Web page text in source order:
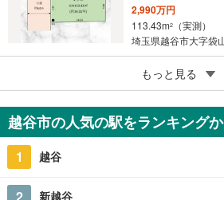
2,990万円
113.43m2
（実測）
埼玉県越谷市大字袋
成約でもらえる
越谷市大字三野宮
1,183万円
300.74m2（登記）
もっと見る
越谷市の人気の駅をランキング
1 越谷
2 新越谷